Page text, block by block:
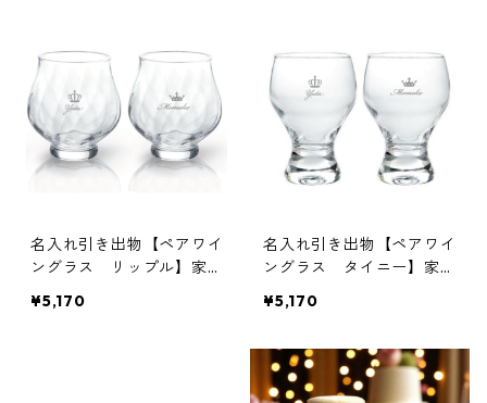
名入れ引き出物【ペアワイ
ングラス リップル】家族
ナル
¥5,170
名入れ引き出物【ペアワイ
ングラス タイニー】家族
ナル
¥5,170